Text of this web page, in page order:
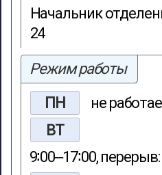
Начальник
24
Режим работы
ПН
не
ВТ
9∶00‒17∶00, перерыв: